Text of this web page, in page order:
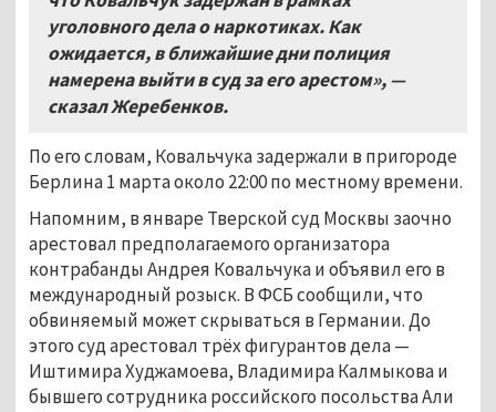
уголовного дела о наркотиках. Как
ожидается, в ближайшие дни полиция
намерена выйти в суд за его арестом», —
сказал Жеребенков.
По его словам, Ковальчука задержали в пригороде
Берлина 1 марта около 22:00 по местному времени.
Напомним, в январе Тверской суд Москвы заочно
арестовал предполагаемого организатора
контрабанды Андрея Ковальчука и объявил его в
международный розыск. В ФСБ сообщили, что
обвиняемый может скрываться в Германии. До
этого суд арестовал трёх фигурантов дела —
Иштимира Худжамоева, Владимира Калмыкова и
бывшего сотрудника российского посольства Али